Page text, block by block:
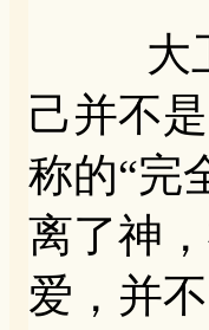
大卫
己并不
称的“完
离了神
爱，并